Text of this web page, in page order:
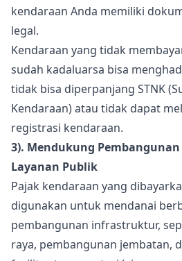
kendaraan Anda memiliki
legal.
Kendaraan yang tidak
sudah kadaluarsa bisa
tidak bisa diperpanjang STNK
Kendaraan) atau tidak dapat
registrasi kendaraan.
3). Mendukung
Layanan Publik
Pajak kendaraan yang
digunakan untuk mendanai
pembangunan infrastruktur,
raya, pembangunan jembatan,